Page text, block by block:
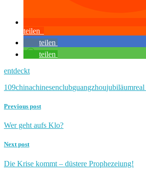
teilen
teilen
teilen
entdeckt
109chinachinesenclubguangzhoujubiläum
Previous post
Wer geht aufs Klo?
Next post
Die Krise kommt – düstere Prophezeiung!